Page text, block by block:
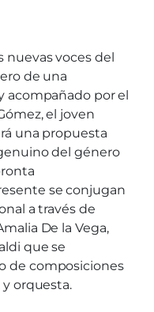
nuevas voces del
de una
acompañado por el
el joven
una propuesta
del género
se conjugan
a través de
De la Vega,
que se
de composiciones
y orquesta.